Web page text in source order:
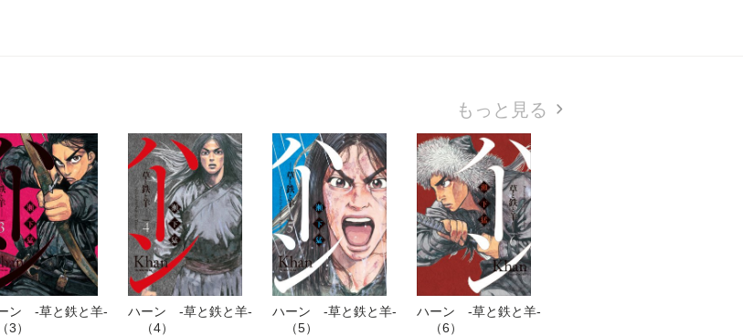
もっと見る
ン ‐草と鉄と羊‐
3）
ハーン ‐草と鉄と羊‐
（4）
ハーン ‐草と鉄と羊‐
（5）
ハーン ‐草と鉄と羊‐
（6）